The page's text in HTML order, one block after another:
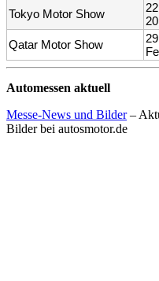
Tokyo Motor Show
Qatar Motor Show
Automessen aktuell
Messe-News und Bilder–
Bilder bei autosmotor.de